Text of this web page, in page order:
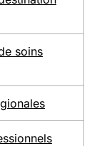
soins